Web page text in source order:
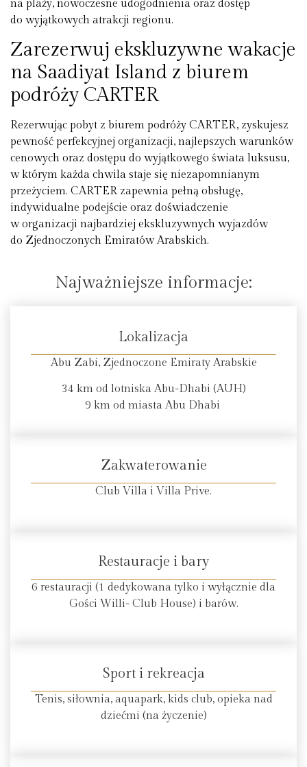
na plaży, nowoczesne udogodnienia oraz dostęp
do wyjątkowych atrakcji regionu.
Zarezerwuj ekskluzywne wakacje
na Saadiyat Island z biurem
podróży CARTER
Rezerwując pobyt z biurem podróży CARTER, zyskujesz
pewność perfekcyjnej organizacji, najlepszych warunków
cenowych oraz dostępu do wyjątkowego świata luksusu,
w którym każda chwila staje się niezapomnianym
przeżyciem. CARTER zapewnia pełną obsługę,
indywidualne podejście oraz doświadczenie
w organizacji najbardziej ekskluzywnych wyjazdów
do Zjednoczonych Emiratów Arabskich.
Najważniejsze informacje:
Lokalizacja
Abu Zabi, Zjednoczone Emiraty Arabskie
34 km od lotniska Abu-Dhabi (AUH)
9 km od miasta Abu Dhabi
Zakwaterowanie
Club Villa i Villa Prive.
Restauracje i bary
6 restauracji (1 dedykowana tylko i wyłącznie dla
Gości Willi- Club House) i barów.
Sport i rekreacja
Tenis, siłownia, aquapark, kids club, opieka nad
dziećmi (na życzenie)